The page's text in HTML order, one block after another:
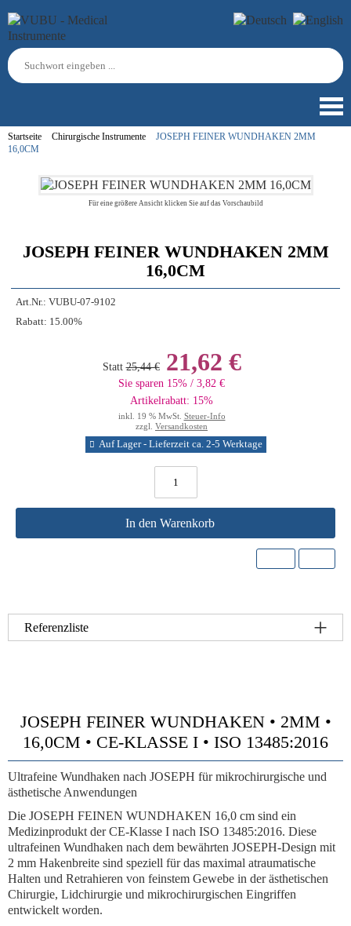
Startseite Chirurgische Instrumente
JOSEPH FEINER WUNDHAKEN 2MM
16,0CM
Für eine größere Ansicht klicken Sie auf das Vorschaubild
JOSEPH FEINER WUNDHAKEN 2MM
16,0CM
Art.Nr.: VUBU-07-9102
Rabatt: 15.00%
Statt 25,44 €21,62 €
Sie sparen 15% / 3,82 €
Artikelrabatt: 15%
inkl. 19 % MwSt. Steuer-Info
zzgl. Versandkosten
Auf Lager - Lieferzeit ca. 2-5 Werktage
In den Warenkorb
Referenzliste
JOSEPH FEINER WUNDHAKEN • 2MM •
16,0CM • CE-KLASSE I • ISO 13485:2016
Ultrafeine Wundhaken nach JOSEPH für mikrochirurgische und
ästhetische Anwendungen
Die JOSEPH FEINEN WUNDHAKEN 16,0 cm sind ein
Medizinprodukt der CE-Klasse I nach ISO 13485:2016. Diese
ultrafeinen Wundhaken nach dem bewährten JOSEPH-Design mit
2 mm Hakenbreite sind speziell für das maximal atraumatische
Halten und Retrahieren von feinstem Gewebe in der ästhetischen
Chirurgie, Lidchirurgie und mikrochirurgischen Eingriffen
entwickelt worden.